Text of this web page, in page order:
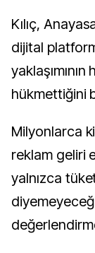
Kılıç,
dijital
hükmettiğini
Milyonlarca
reklam geliri
yalnızca